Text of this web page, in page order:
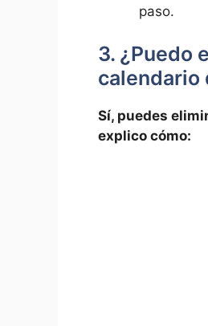
paso.
3. ¿Puedo
calendario
Sí, puedes
explico cómo: